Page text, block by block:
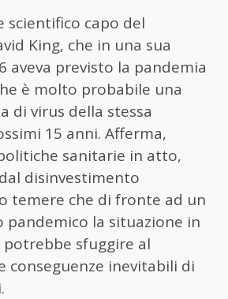
scientifico capo del
King, che in una sua
aveva previsto la pandemia
è molto probabile una
di virus della stessa
15 anni. Afferma,
sanitarie in atto,
disinvestimento
temere che di fronte ad un
pandemico la situazione in
potrebbe sfuggire al
conseguenze inevitabili di